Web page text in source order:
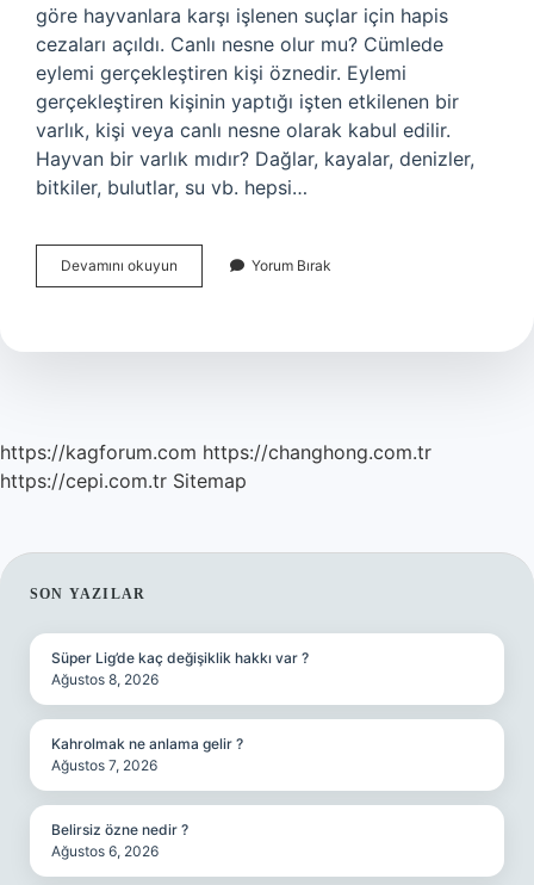
göre hayvanlara karşı işlenen suçlar için hapis
cezaları açıldı. Canlı nesne olur mu? Cümlede
eylemi gerçekleştiren kişi öznedir. Eylemi
gerçekleştiren kişinin yaptığı işten etkilenen bir
varlık, kişi veya canlı nesne olarak kabul edilir.
Hayvan bir varlık mıdır? Dağlar, kayalar, denizler,
bitkiler, bulutlar, su vb. hepsi…
Devamını okuyun
Bir
Yorum Bırak
https://kagforum.com https://changhong.com.tr
https://cepi.com.tr Sitemap
SIDEBAR
SON YAZILAR
Süper Lig’de kaç değişiklik hakkı var ?
Ağustos 8, 2026
Kahrolmak ne anlama gelir ?
Ağustos 7, 2026
Belirsiz özne nedir ?
Ağustos 6, 2026